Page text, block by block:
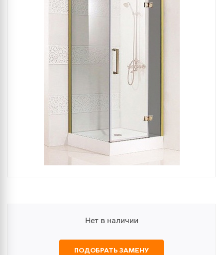
Нет в наличии
ПОДОБРАТЬ ЗАМЕНУ